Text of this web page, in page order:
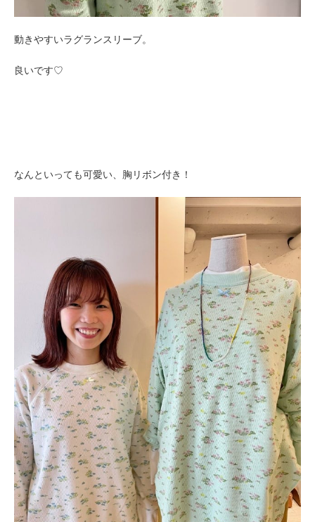
動きやすいラグランスリーブ。
良いです♡
なんといっても可愛い、胸リボン付き！